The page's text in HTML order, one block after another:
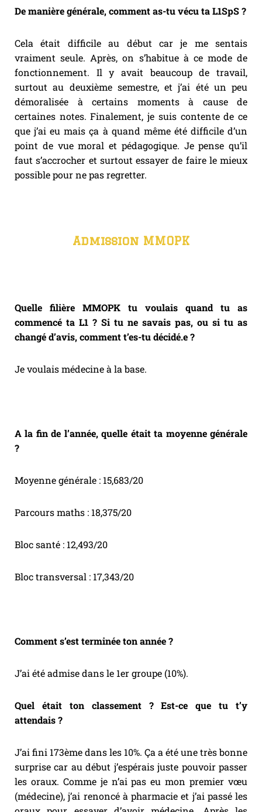
De manière générale, comment as-tu vécu ta L1SpS ?
Cela était difficile au début car je me sentais
vraiment seule. Après, on s’habitue à ce mode de
fonctionnement. Il y avait beaucoup de travail,
surtout au deuxième semestre, et j’ai été un peu
démoralisée à certains moments à cause de
certaines notes. Finalement, je suis contente de ce
que j’ai eu mais ça à quand même été difficile d’un
point de vue moral et pédagogique. Je pense qu’il
faut s’accrocher et surtout essayer de faire le mieux
possible pour ne pas regretter.
Admission MMOPK
Quelle filière MMOPK tu voulais quand tu as
commencé ta L1 ? Si tu ne savais pas, ou si tu as
changé d’avis, comment t’es-tu décidé.e ?
Je voulais médecine à la base.
A la fin de l’année, quelle était ta moyenne générale
?
Moyenne générale : 15,683/20
Parcours maths : 18,375/20
Bloc santé : 12,493/20
Bloc transversal : 17,343/20
Comment s’est terminée ton année ?
J’ai été admise dans le 1er groupe (10%).
Quel était ton classement ? Est-ce que tu t’y
attendais ?
J’ai fini 173ème dans les 10%. Ça a été une très bonne
surprise car au début j’espérais juste pouvoir passer
les oraux. Comme je n’ai pas eu mon premier vœu
(médecine), j’ai renoncé à pharmacie et j’ai passé les